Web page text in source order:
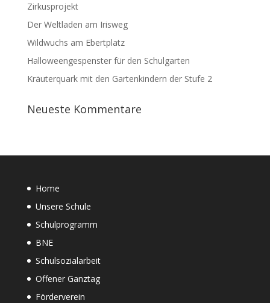
Zirkusprojekt
Der Weltladen am Irisweg
Wildwuchs am Ebertplatz
Halloweengespenster für den Schulgarten
Kräuterquark mit den Gartenkindern der Stufe 2
Neueste Kommentare
Home
Unsere Schule
Schulprogramm
BNE
Schulsozialarbeit
Offener Ganztag
Förderverein